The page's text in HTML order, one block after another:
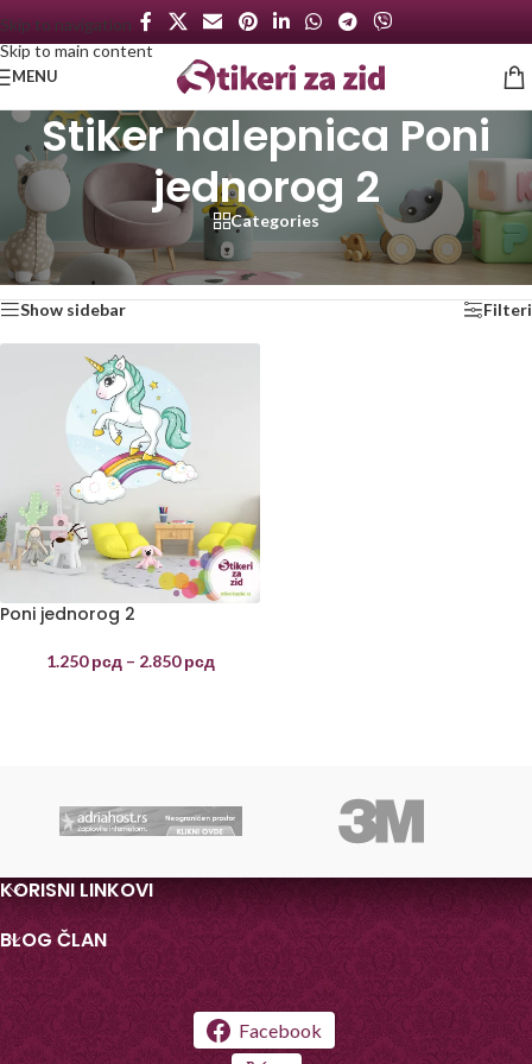
Skip to navigation
Skip to main content
MENU
Stiker nalepnica Poni
jednorog 2
Categories
Početna/Proizvod označen „Stiker nalepnica Poni jednorog 2“
Prikazan jedan rezultat
Show sidebar Filteri
Poni jednorog 2
1.250рсд – 2.850рсд
KORISNI LINKOVI
BLOG ČLAN
Facebook